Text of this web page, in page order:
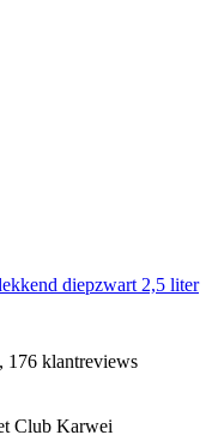
diepzwart 2,5 liter
176 klantreviews
Club Karwei